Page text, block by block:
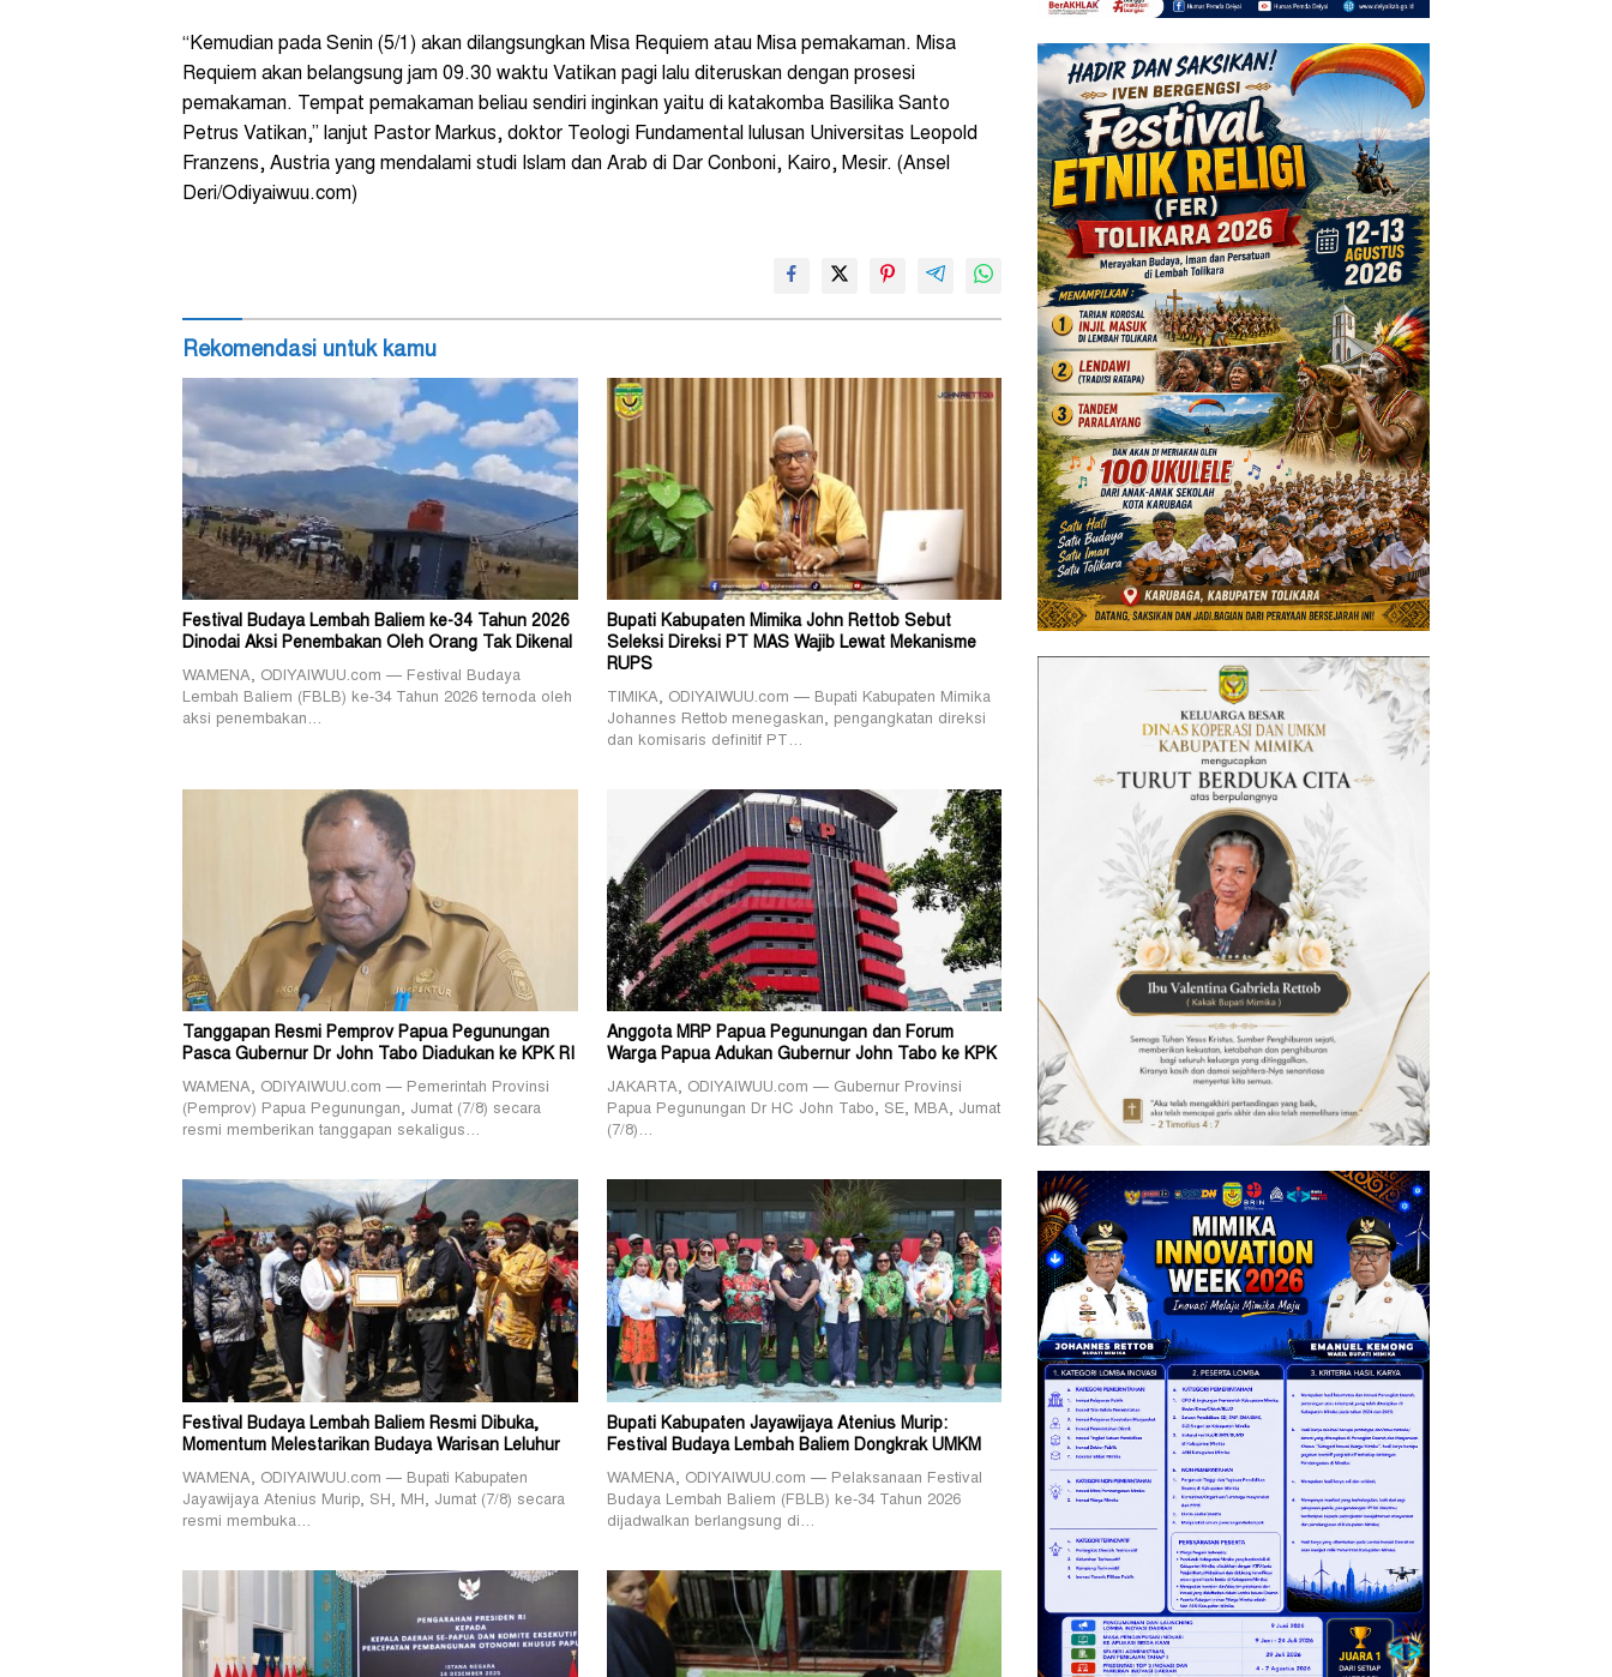
“Kemudian pada Senin (5/1) akan dilangsungkan Misa Requiem atau Misa pemakaman. Misa
Requiem akan belangsung jam 09.30 waktu Vatikan pagi lalu diteruskan dengan prosesi
pemakaman. Tempat pemakaman beliau sendiri inginkan yaitu di katakomba Basilika Santo
Petrus Vatikan,” lanjut Pastor Markus, doktor Teologi Fundamental lulusan Universitas Leopold
Franzens, Austria yang mendalami studi Islam dan Arab di Dar Conboni, Kairo, Mesir. (Ansel
Deri/Odiyaiwuu.com)
Rekomendasi untuk kamu
Festival Budaya Lembah Baliem ke-34 Tahun 2026
Dinodai Aksi Penembakan Oleh Orang Tak Dikenal
WAMENA, ODIYAIWUU.com — Festival Budaya
Lembah Baliem (FBLB) ke-34 Tahun 2026 ternoda oleh
aksi penembakan…
Bupati Kabupaten Mimika John Rettob Sebut
Seleksi Direksi PT MAS Wajib Lewat Mekanisme
RUPS
TIMIKA, ODIYAIWUU.com — Bupati Kabupaten Mimika
Johannes Rettob menegaskan, pengangkatan direksi
dan komisaris definitif PT…
Tanggapan Resmi Pemprov Papua Pegunungan
Pasca Gubernur Dr John Tabo Diadukan ke KPK RI
WAMENA, ODIYAIWUU.com — Pemerintah Provinsi
(Pemprov) Papua Pegunungan, Jumat (7/8) secara
resmi memberikan tanggapan sekaligus…
Anggota MRP Papua Pegunungan dan Forum
Warga Papua Adukan Gubernur John Tabo ke KPK
JAKARTA, ODIYAIWUU.com — Gubernur Provinsi
Papua Pegunungan Dr HC John Tabo, SE, MBA, Jumat
(7/8)…
Festival Budaya Lembah Baliem Resmi Dibuka,
Momentum Melestarikan Budaya Warisan Leluhur
WAMENA, ODIYAIWUU.com — Bupati Kabupaten
Jayawijaya Atenius Murip, SH, MH, Jumat (7/8) secara
resmi membuka…
Bupati Kabupaten Jayawijaya Atenius Murip:
Festival Budaya Lembah Baliem Dongkrak UMKM
WAMENA, ODIYAIWUU.com — Pelaksanaan Festival
Budaya Lembah Baliem (FBLB) ke-34 Tahun 2026
dijadwalkan berlangsung di…